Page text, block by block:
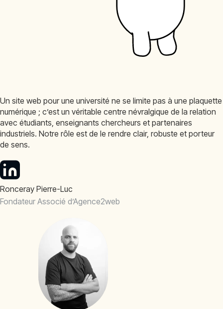
Un site web pour une université ne se limite pas à une plaquette
numérique ; c’est un véritable centre névralgique de la relation
avec étudiants, enseignants chercheurs et partenaires
industriels. Notre rôle est de le rendre clair, robuste et porteur
de sens.
Ronceray Pierre-Luc
Fondateur Associé d’Agence2web